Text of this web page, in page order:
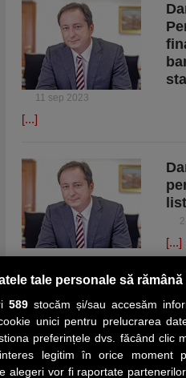
11 sep 2023
[...]
[...]
PRIMA PAGINĂ
tale personale să
589stocăm și/sau accesăm
unici pentru prelucrarea
preferințele dvs. făcând clic
legitim în orice moment
alegeri vor fi raportate